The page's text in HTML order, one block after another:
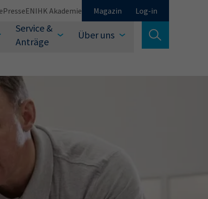
Service &
Anträge
Über uns
PresseEN IHK Akademie Magazin Log-in
Suche verlassen